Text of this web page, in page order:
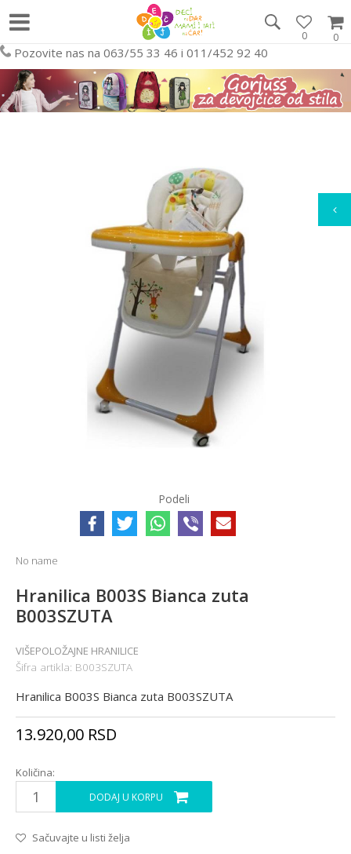
0
0
Pozovite nas na 063/55 33 46 i 011/452 92 40
Podeli
No name
Hranilica B003S Bianca zuta
B003SZUTA
VIŠEPOLOŽAJNE HRANILICE
Šifra artikla: B003SZUTA
Hranilica B003S Bianca zuta B003SZUTA
13.920,00 RSD
Količina:
DODAJ U KORPU
Sačuvajte u listi želja